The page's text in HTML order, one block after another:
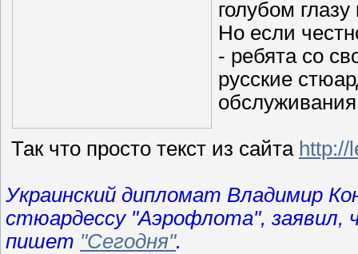
голубом
Но если
- ребята со
русские
Так что просто текст из сайта http://
Украинский дипломат Владимир
стюардессу "Аэрофлота",
пишет "Сегодня".